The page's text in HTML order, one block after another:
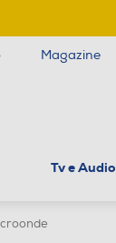
Magazine
Tv e Audio